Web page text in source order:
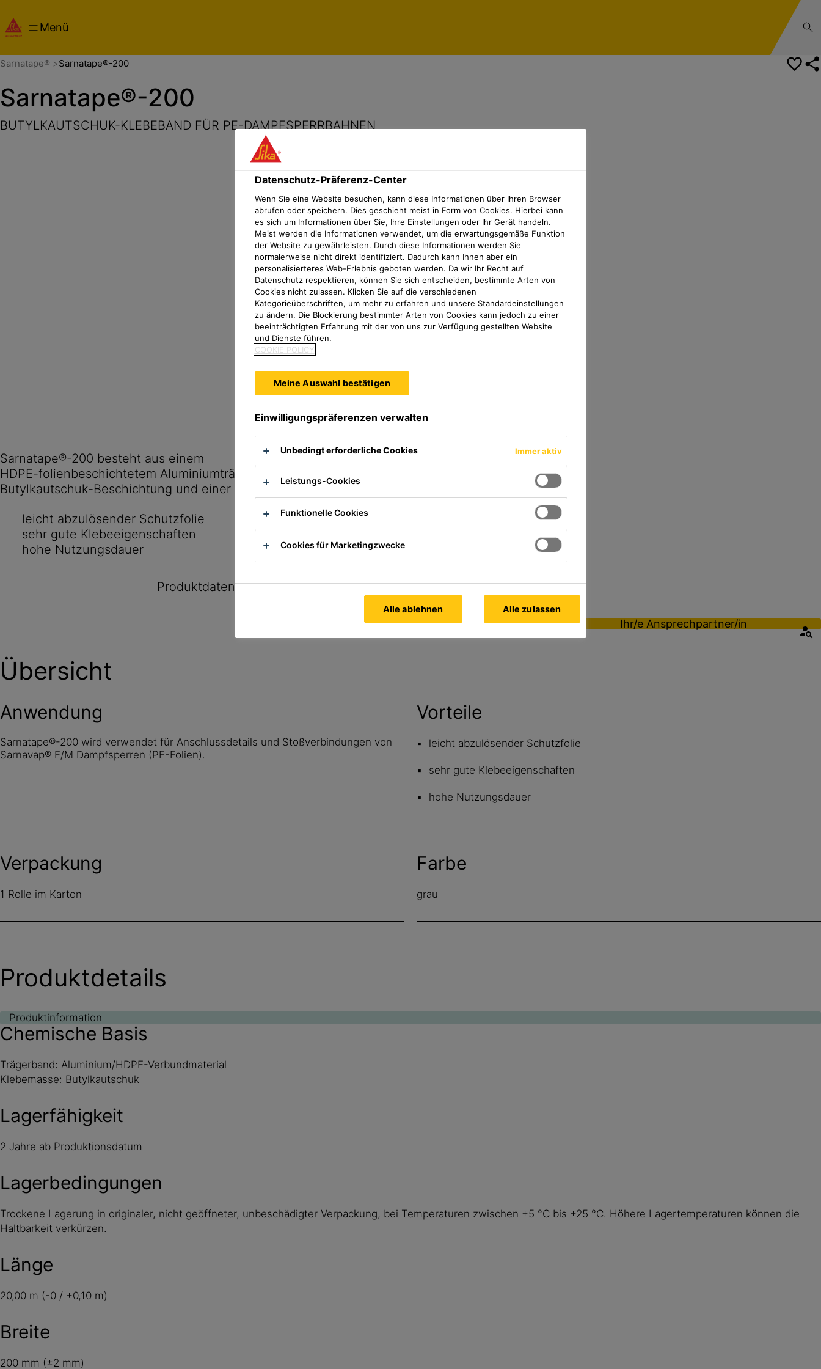
Menü
Sarnatape® Sarnatape®-200
Sarnatape®-200
BUTYLKAUTSCHUK-KLEBEBAND FÜR PE-DAMPFSPERRBAHNEN
Sarnatape®-200 besteht aus einem
HDPE-folienbeschichtetem Aluminiumträgerband mit einseitig klebender
Butylkautschuk-Beschichtung und einer Schutzfolie.
leicht abzulösender Schutzfolie
sehr gute Klebeeigenschaften
hohe Nutzungsdauer
Produktdatenblatt
Alle Dokumente
anzeigen
Ihr/e Ansprechpartner/in
Übersicht
Anwendung
Sarnatape®-200 wird verwendet für Anschlussdetails und Stoßverbindungen von
Sarnavap® E/M Dampfsperren (PE-Folien).
Vorteile
leicht abzulösender Schutzfolie
sehr gute Klebeeigenschaften
hohe Nutzungsdauer
Verpackung
1 Rolle im Karton
Farbe
grau
Produktdetails
Produktinformation
Chemische Basis
Trägerband: Aluminium/HDPE-Verbundmaterial
Klebemasse: Butylkautschuk
Lagerfähigkeit
2 Jahre ab Produktionsdatum
Lagerbedingungen
Trockene Lagerung in originaler, nicht geöffneter, unbeschädigter Verpackung, bei Temperaturen zwischen +5 °C bis +25 °C. Höhere Lagertemperaturen können die
Haltbarkeit verkürzen.
Länge
20,00 m (-0 / +0,10 m)
Breite
200 mm (±2 mm)
Datenschutz-Präferenz-Center
Wenn Sie eine Website besuchen, kann diese Informationen über Ihren Browser
abrufen oder speichern. Dies geschieht meist in Form von Cookies. Hierbei kann
es sich um Informationen über Sie, Ihre Einstellungen oder Ihr Gerät handeln.
Meist werden die Informationen verwendet, um die erwartungsgemäße Funktion
der Website zu gewährleisten. Durch diese Informationen werden Sie
normalerweise nicht direkt identifiziert. Dadurch kann Ihnen aber ein
personalisierteres Web-Erlebnis geboten werden. Da wir Ihr Recht auf
Datenschutz respektieren, können Sie sich entscheiden, bestimmte Arten von
Cookies nicht zulassen. Klicken Sie auf die verschiedenen
Kategorieüberschriften, um mehr zu erfahren und unsere Standardeinstellungen
zu ändern. Die Blockierung bestimmter Arten von Cookies kann jedoch zu einer
beeinträchtigten Erfahrung mit der von uns zur Verfügung gestellten Website
und Dienste führen.
COOKIE POLICY
Meine Auswahl bestätigen
Einwilligungspräferenzen verwalten
Unbedingt erforderliche Cookies Immer aktiv
Leistungs-Cookies
Funktionelle Cookies
Cookies für Marketingzwecke
Alle ablehnen Alle zulassen
Übersicht Produktdetails Ihr/e Ansprechpartner/in